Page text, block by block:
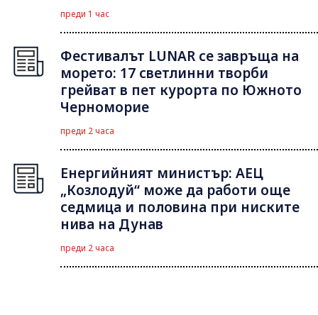
преди 1 час
Фестивалът LUNAR се завръща на
морето: 17 светлинни творби
грейват в пет курорта по Южното
Черноморие
преди 2 часа
Енергийният министър: АЕЦ
„Козлодуй“ може да работи още
седмица и половина при ниските
нива на Дунав
преди 2 часа